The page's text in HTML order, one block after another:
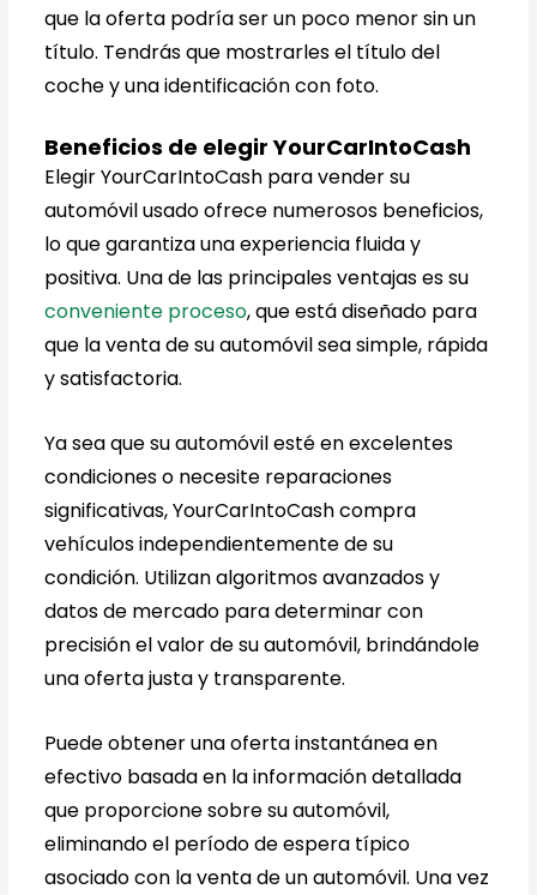
que la oferta podría ser un poco menor sin un
título. Tendrás que mostrarles el título del
coche y una identificación con foto.
Beneficios de elegir YourCarIntoCash
Elegir YourCarIntoCash para vender su
automóvil usado ofrece numerosos beneficios,
lo que garantiza una experiencia fluida y
positiva. Una de las principales ventajas es su
conveniente proceso, que está diseñado para
que la venta de su automóvil sea simple, rápida
y satisfactoria.
Ya sea que su automóvil esté en excelentes
condiciones o necesite reparaciones
significativas, YourCarIntoCash compra
vehículos independientemente de su
condición. Utilizan algoritmos avanzados y
datos de mercado para determinar con
precisión el valor de su automóvil, brindándole
una oferta justa y transparente.
Puede obtener una oferta instantánea en
efectivo basada en la información detallada
que proporcione sobre su automóvil,
eliminando el período de espera típico
asociado con la venta de un automóvil. Una vez